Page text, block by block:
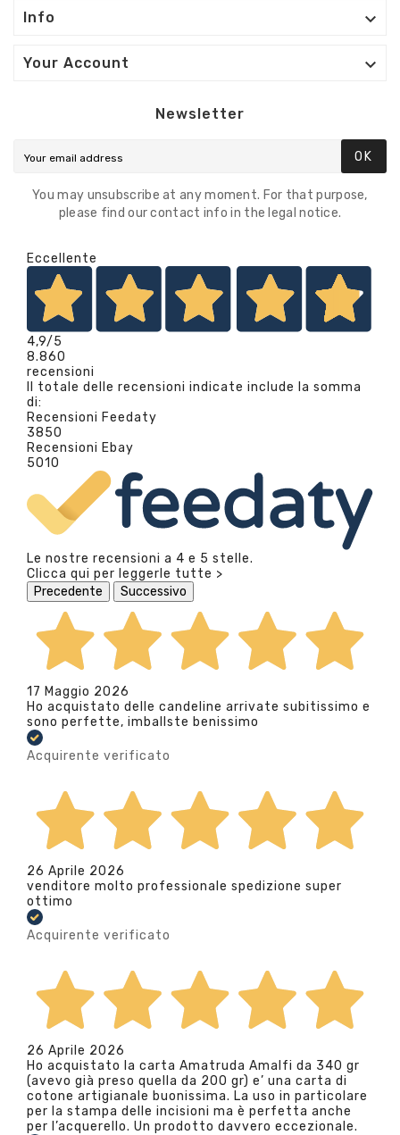
Info 
Your Account 
Newsletter
OK
You may unsubscribe at any moment. For that purpose,
please find our contact info in the legal notice.
Eccellente
4,9/5
8.860
recensioni
Il totale delle recensioni indicate include la somma
di:
Recensioni Feedaty
3850
Recensioni Ebay
5010
Le nostre recensioni a 4 e 5 stelle.
Clicca qui per leggerle tutte >
Precedente
Successivo
17 Maggio 2026
Ho acquistato delle candeline arrivate subitissimo e
sono perfette, imballste benissimo
Acquirente verificato
26 Aprile 2026
venditore molto professionale spedizione super
ottimo
Acquirente verificato
26 Aprile 2026
Ho acquistato la carta Amatruda Amalfi da 340 gr
(avevo già preso quella da 200 gr) e’ una carta di
cotone artigianale buonissima. La uso in particolare
per la stampa delle incisioni ma è perfetta anche
per l’acquerello. Un prodotto davvero eccezionale.